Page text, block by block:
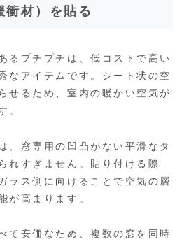
衝材）を貼る
るプチプチは、低コストで高い
なアイテムです。シート状の空
せるため、室内の暖かい空気が
。
、窓専用の凹凸がない平滑なタ
れすぎません。貼り付ける際
ラス側に向けることで空気の層
が高まります。
て安価なため、複数の窓を同時